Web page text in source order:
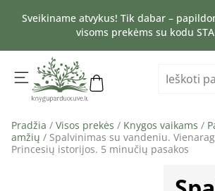
Sveikiname atvykus! Tik dabar –
visoms prekėms su kodu
Pradžia / Visos prekės / Knygos vaikams /
amžių / Spalvinimas su vandeniu.
Princesių istorijos. 5 minučių pasakos